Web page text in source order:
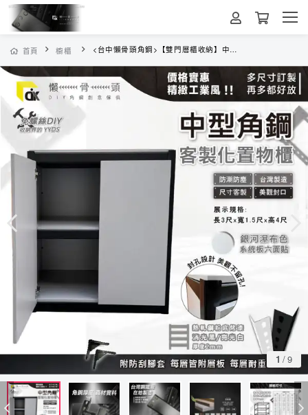
首頁 櫥櫃 <台中懶骨頭角鋼>【雙門層櫃收納】中型角鋼 工業風 角鋼 收納架 雙開門 置物櫃 (黑色/白色) DIY
1 /9